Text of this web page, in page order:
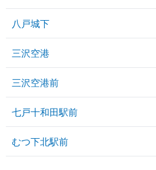
八戸城下
三沢空港
三沢空港前
七戸十和田駅前
むつ下北駅前